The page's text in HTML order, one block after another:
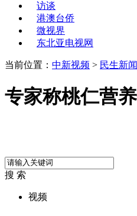
访谈
港澳台侨
微视界
东北亚电视网
当前位置： 中新视频 > 民生新闻
专家称桃仁营
搜 索
视频